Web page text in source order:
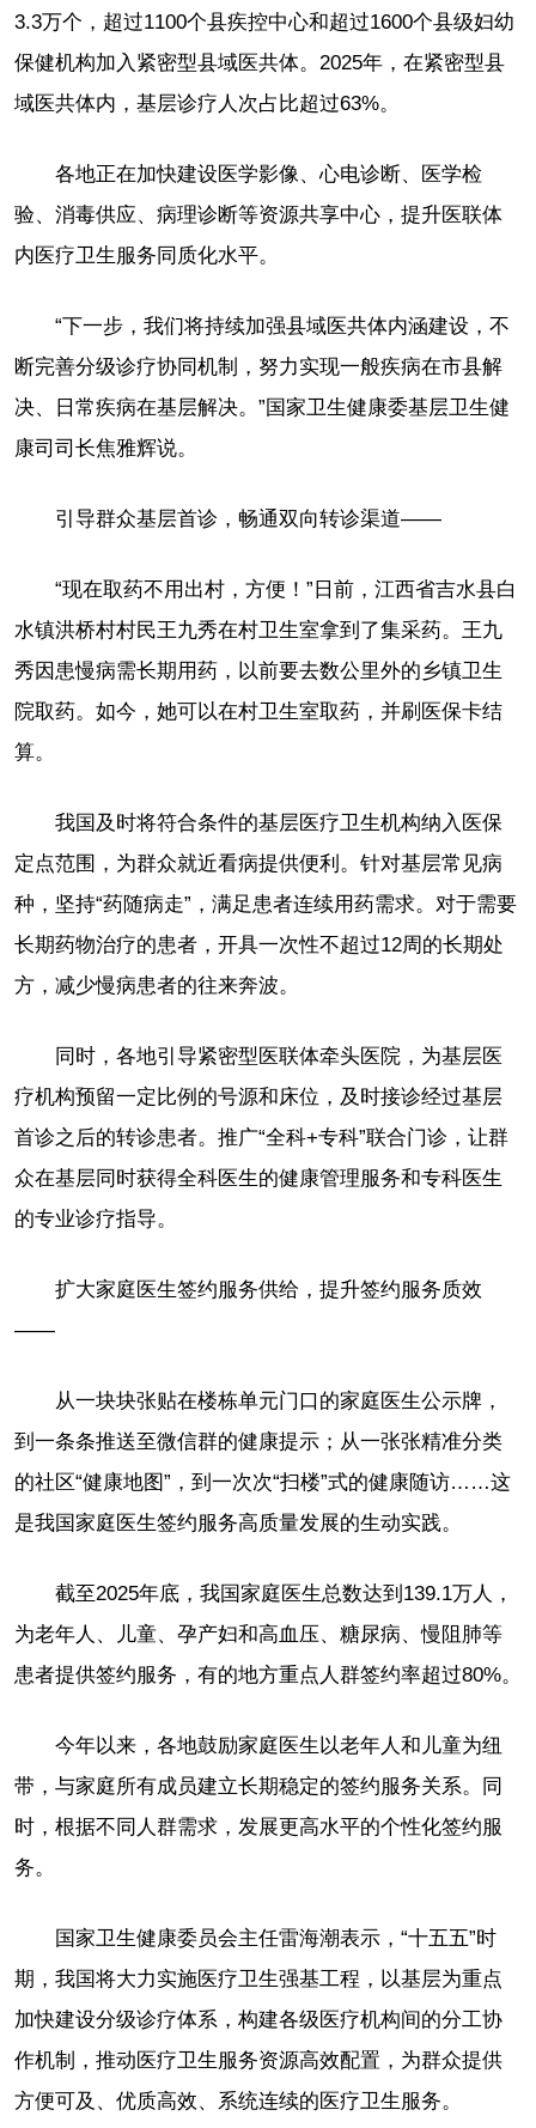
3.3万个，超过1100个县疾控中心和超过1600个县级妇幼
保健机构加入紧密型县域医共体。2025年，在紧密型县
域医共体内，基层诊疗人次占比超过63%。
各地正在加快建设医学影像、心电诊断、医学检
验、消毒供应、病理诊断等资源共享中心，提升医联体
内医疗卫生服务同质化水平。
“下一步，我们将持续加强县域医共体内涵建设，不
断完善分级诊疗协同机制，努力实现一般疾病在市县解
决、日常疾病在基层解决。”国家卫生健康委基层卫生健
康司司长焦雅辉说。
引导群众基层首诊，畅通双向转诊渠道——
“现在取药不用出村，方便！”日前，江西省吉水县白
水镇洪桥村村民王九秀在村卫生室拿到了集采药。王九
秀因患慢病需长期用药，以前要去数公里外的乡镇卫生
院取药。如今，她可以在村卫生室取药，并刷医保卡结
算。
我国及时将符合条件的基层医疗卫生机构纳入医保
定点范围，为群众就近看病提供便利。针对基层常见病
种，坚持“药随病走”，满足患者连续用药需求。对于需要
长期药物治疗的患者，开具一次性不超过12周的长期处
方，减少慢病患者的往来奔波。
同时，各地引导紧密型医联体牵头医院，为基层医
疗机构预留一定比例的号源和床位，及时接诊经过基层
首诊之后的转诊患者。推广“全科+专科”联合门诊，让群
众在基层同时获得全科医生的健康管理服务和专科医生
的专业诊疗指导。
扩大家庭医生签约服务供给，提升签约服务质效
——
从一块块张贴在楼栋单元门口的家庭医生公示牌，
到一条条推送至微信群的健康提示；从一张张精准分类
的社区“健康地图”，到一次次“扫楼”式的健康随访……这
是我国家庭医生签约服务高质量发展的生动实践。
截至2025年底，我国家庭医生总数达到139.1万人，
为老年人、儿童、孕产妇和高血压、糖尿病、慢阻肺等
患者提供签约服务，有的地方重点人群签约率超过80%。
今年以来，各地鼓励家庭医生以老年人和儿童为纽
带，与家庭所有成员建立长期稳定的签约服务关系。同
时，根据不同人群需求，发展更高水平的个性化签约服
务。
国家卫生健康委员会主任雷海潮表示，“十五五”时
期，我国将大力实施医疗卫生强基工程，以基层为重点
加快建设分级诊疗体系，构建各级医疗机构间的分工协
作机制，推动医疗卫生服务资源高效配置，为群众提供
方便可及、优质高效、系统连续的医疗卫生服务。